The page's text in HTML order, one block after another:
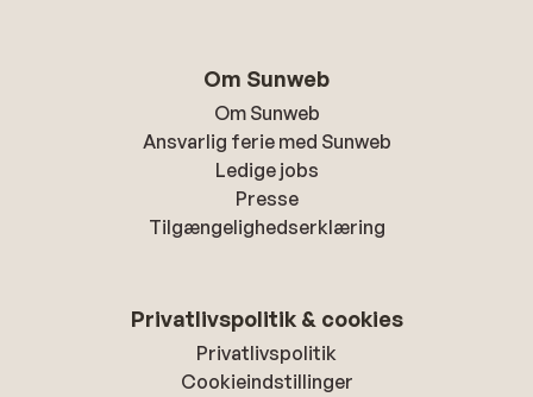
Om Sunweb
Om Sunweb
Ansvarlig ferie med Sunweb
Ledige jobs
Presse
Tilgængelighedserklæring
Privatlivspolitik & cookies
Privatlivspolitik
Cookieindstillinger